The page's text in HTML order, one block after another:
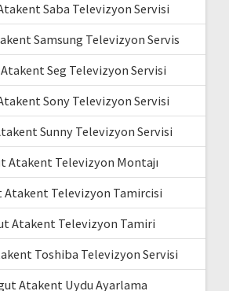
Saba Televizyon Servisi
Samsung Televizyon Servis
Seg Televizyon Servisi
Sony Televizyon Servisi
Sunny Televizyon Servisi
Atakent Televizyon Montajı
Atakent Televizyon Tamircisi
Atakent Televizyon Tamiri
Toshiba Televizyon Servisi
Atakent Uydu Ayarlama